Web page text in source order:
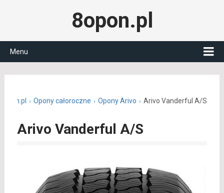
8opon.pl
Menu
Opony całoroczne Opony Arivo Arivo Vanderful A/S
Arivo Vanderful A/S